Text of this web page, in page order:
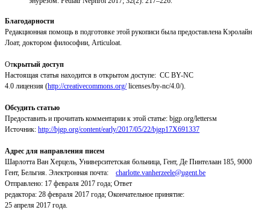
Благодарности
Редакционная помощь в подготовке этой рукописи была предоставлена Кэролайн
Лоат, доктором философии, Articuloat.
Открытый доступ
Настоящая статья находится в открытом доступе: CC BY-NC
4.0 лицензия (http://creativecommons.org/licenses/by-nc/4.0/).
Обсудить статью
Предоставить и прочитать комментарии к этой статье: bjgp.org/lettersм
Источник: http://bjgp.org/content/early/2017/05/22/bjgp17X691337
Адрес для направления писем
Шарлотта Ван Херцель, Университетская больница, Гент, Де Пинтелаан 185, 9000
Гент, Бельгия. Электронная почта: charlotte.vanherzeele@ugent.be
Отправлено: 17 февраля 2017 года; Ответ
редактора: 28 февраля 2017 года; Окончательное принятие:
25 апреля 2017 года.